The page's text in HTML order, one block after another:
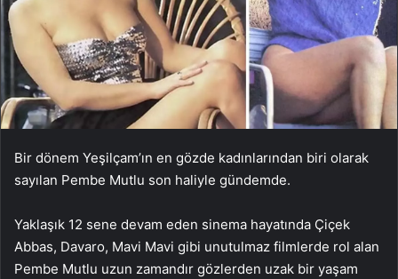
Bir dönem Yeşilçam’ın en gözde kadınlarından biri olarak
sayılan Pembe Mutlu son haliyle gündemde.
Yaklaşık 12 sene devam eden sinema hayatında Çiçek
Abbas, Davaro, Mavi Mavi gibi unutulmaz filmlerde rol alan
Pembe Mutlu uzun zamandır gözlerden uzak bir yaşam